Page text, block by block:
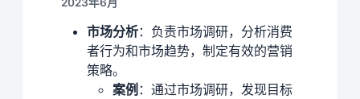
2023年6月
市场分析：负责市场调研，分析消费
者行为和市场趋势，制定有效的营销
策略。
案例 ：通过市场调研，发现目标